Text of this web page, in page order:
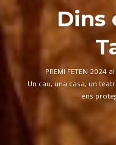
Dins
PREMI FETEN
Un cau, una casa, un
ens